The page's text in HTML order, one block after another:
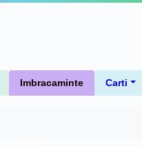
Imbracaminte Carti